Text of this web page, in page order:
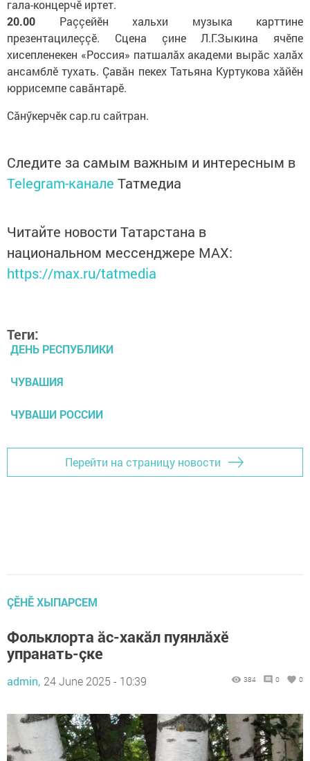
гала-концерчӗ иртет.
20.00 Раççейӗн хальхи музыка карттине
презентацилеççӗ. Сцена çине Л.Г.Зыкина ячӗпе
хисепленекен «Россия» патшалӑх академи вырӑс халӑх
ансамблӗ тухать. Çавӑн пекех Татьяна Куртукова хăйӗн
юррисемпе савӑнтарӗ.
Сăнӳкерчӗк cap.ru сайтран.
Следите за самым важным и интересным в
Telegram-канале Татмедиа
Читайте новости Татарстана в
национальном мессенджере MАХ:
https://max.ru/tatmedia
Теги:
ДЕНЬ РЕСПУБЛИКИ
ЧУВАШИЯ
ЧУВАШИ РОССИИ
Перейти на страницу новости
ÇӖНӖ ХЫПАРСЕМ
Фольклорта ăс-хакăл пуянлăхӗ
упранать-çке
admin, 24 June 2025 - 10:39 384 0 0